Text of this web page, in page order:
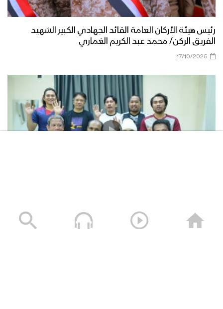
رئيس هيئة الأركان العامة القائد الجهادي الكبير الشهيد
الفريق الركن/ محمد عبد الكريم الغماري
17/10/2025
التي اغرقتها القوات المسلحة اليمنية